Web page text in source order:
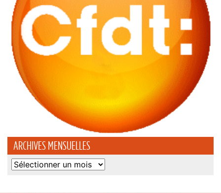
ARCHIVES MENSUELLES
Archives